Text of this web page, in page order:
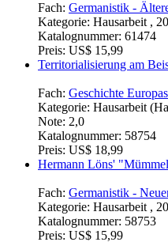
Fach: Germanistik -
Kategorie: Hausarbeit ,
Katalognummer: 61474
Preis: US$ 15,99
Territorialisierung am
Fach: Geschichte
Kategorie: Hausarbeit
Note: 2,0
Katalognummer: 58754
Preis: US$ 18,99
Hermann Löns'
Fach: Germanistik -
Kategorie: Hausarbeit ,
Katalognummer: 58753
Preis: US$ 15,99